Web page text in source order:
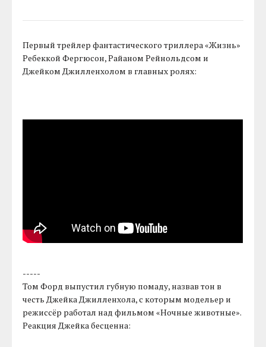
Первый трейлер фантастического триллера «Жизнь»
Ребеккой Фергюсон, Райаном Рейнольдсом и
Джейком Джилленхолом в главных ролях:
-----
Том Форд выпустил губную помаду, назвав тон в
честь Джейка Джилленхола, с которым модельер и
режиссёр работал над фильмом «Ночные животные».
Реакция Джейка бесценна: